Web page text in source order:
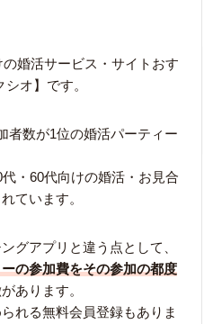
婚活サービス・サイトおす
オ】です。
者数が1位の婚活パーティー
・60代向けの婚活・お見合
ています。
グアプリと違う点として、
の参加費をその参加の都度
あります。
れる無料会員登録もありま